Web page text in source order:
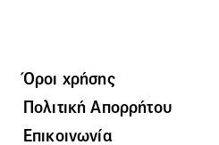
Όροι χρήσης
Πολιτική Απορρήτου
Επικοινωνία